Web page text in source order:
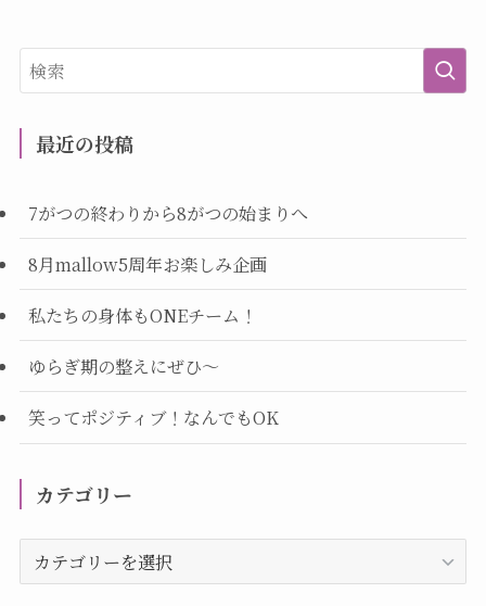
最近の投稿
7がつの終わりから8がつの始まりへ
8月mallow5周年お楽しみ企画
私たちの身体もONEチーム！
ゆらぎ期の整えにぜひ～
笑ってポジティブ！なんでもOK
カテゴリー
テ